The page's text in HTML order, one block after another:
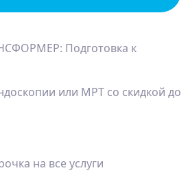
Подготовка к
или МРТ со скидкой до
на все услуги